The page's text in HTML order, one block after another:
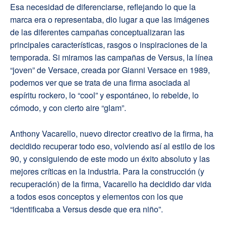
Esa necesidad de diferenciarse, reflejando lo que la
marca era o representaba, dio lugar a que las imágenes
de las diferentes campañas conceptualizaran las
principales características, rasgos o inspiraciones de la
temporada. Si miramos las campañas de Versus, la línea
“joven” de Versace, creada por Gianni Versace en 1989,
podemos ver que se trata de una firma asociada al
espíritu rockero, lo “cool” y espontáneo, lo rebelde, lo
cómodo, y con cierto aire “glam”.
Anthony Vacarello, nuevo director creativo de la firma, ha
decidido recuperar todo eso, volviendo así al estilo de los
90, y consiguiendo de este modo un éxito absoluto y las
mejores críticas en la industria. Para la construcción (y
recuperación) de la firma, Vacarello ha decidido dar vida
a todos esos conceptos y elementos con los que
“identificaba a Versus desde que era niño”.